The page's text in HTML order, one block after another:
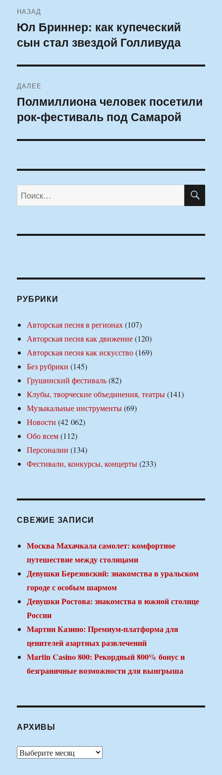
по
записям
НАЗАД
Предыдущая
запись:
Юл Бриннер: как купеческий
сын стал звездой Голливуда
ДАЛЕЕ
Следующая
запись:
Полмиллиона человек посетили
рок-фестиваль под Самарой
Искать:
РУБРИКИ
Авторская песня в регионах(107)
Авторская песня как движение(120)
Авторская песня как искусство(169)
Без рубрики (145)
Грушинский фестиваль(82)
Клубы, творческие объединения, театры(141)
Музыкальные инструменты(69)
Новости (42 062)
Обо всем(112)
Персоналии (134)
Фестивали, конкурсы, концерты(233)
СВЕЖИЕ ЗАПИСИ
Москва Махачкала самолет: комфортное
путешествие между столицами
Девушки Березовский: знакомства в уральском
городе с особым шармом
Девушки Ростова: знакомства в южной столице
России
Мартин Казино: Премиум-платформа для
ценителей азартных развлечений
Martin Casino 800: Рекордный 800% бонус и
безграничные возможности для выигрыша
АРХИВЫ
Архивы